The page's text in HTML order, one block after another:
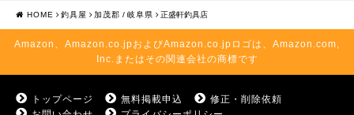
HOME 釣具屋 加茂郡 / 岐阜県 正盛軒釣具店
Amazon、Amazon.co.jpおよびAmazon.co.jpロゴは、Amazon.com,
Inc.またはその関連会社の商標です
トップページ 無料掲載申込
修正・削除依頼